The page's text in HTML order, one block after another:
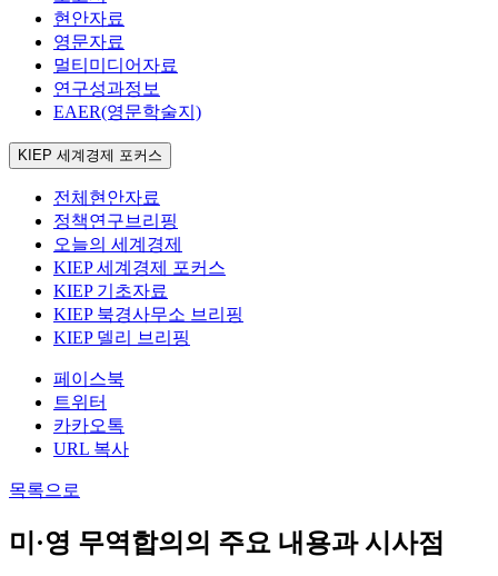
현안자료
영문자료
멀티미디어자료
연구성과정보
EAER(영문학술지)
KIEP 세계경제 포커스
전체현안자료
정책연구브리핑
오늘의 세계경제
KIEP 세계경제 포커스
KIEP 기초자료
KIEP 북경사무소 브리핑
KIEP 델리 브리핑
페이스북
트위터
카카오톡
URL 복사
목록으로
미·영 무역합의의 주요 내용과 시사점